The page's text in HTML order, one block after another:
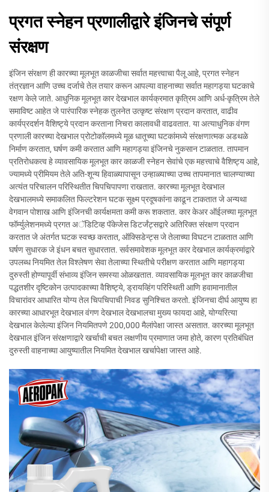
प्रगत स्नेहन प्रणालीद्वारे इंजिनचे संपूर्ण
संरक्षण
इंजिन संरक्षण ही कारच्या मूलभूत काळजीचा सर्वात महत्त्वाचा पैलू आहे, प्रगत स्नेहन
तंत्रज्ञान आणि उच्च दर्जाचे तेल तयार करून आपल्या वाहनाच्या सर्वात महागड्या घटकाचे
रक्षण केले जाते. आधुनिक मूलभूत कार देखभाल कार्यक्रमात कृत्रिम आणि अर्ध-कृत्रिम तेले
समाविष्ट आहेत जे पारंपारिक स्नेहक तुलनेत उत्कृष्ट संरक्षण प्रदान करतात, वाढीव
कार्यप्रदर्शन वैशिष्ट्ये प्रदान करताना निचरा कालावधी वाढवतात. या अत्याधुनिक वंगण
प्रणाली कारच्या देखभाल प्रोटोकॉलमध्ये मूळ धातूच्या घटकांमध्ये संरक्षणात्मक अडथळे
निर्माण करतात, घर्षण कमी करतात आणि महागड्या इंजिनचे नुकसान टाळतात. तापमान
प्रतिरोधकत्व हे व्यावसायिक मूलभूत कार काळजी स्नेहन सेवांचे एक महत्त्वाचे वैशिष्ट्य आहे,
ज्यामध्ये प्रीमियम तेले अति-शून्य हिवाळ्यापासून उन्हाळ्याच्या उच्च तापमानात चालण्याच्या
अत्यंत परिचालन परिस्थितीत चिपचिपापणा राखतात. कारच्या मूलभूत देखभाल
देखभालमध्ये समाकलित फिल्टरेशन घटक सूक्ष्म प्रदूषकांना काढून टाकतात जे अन्यथा
वेगवान पोशाख आणि इंजिनची कार्यक्षमता कमी करू शकतात. कार केअर ऑईलच्या मूलभूत
फॉर्म्युलेशनमध्ये प्रगत अॅडिटिव्ह पॅकेजेस डिटर्जंट्सद्वारे अतिरिक्त संरक्षण प्रदान
करतात जे अंतर्गत घटक स्वच्छ करतात, ऑक्सिडेन्ट्स जे तेलाच्या विघटन टाळतात आणि
घर्षण सुधारक जे इंधन बचत सुधारतात. सर्वसमावेशक मूलभूत कार देखभाल कार्यक्रमांद्वारे
उपलब्ध नियमित तेल विश्लेषण सेवा तेलाच्या स्थितीचे परीक्षण करतात आणि महागड्या
दुरुस्ती होण्यापूर्वी संभाव्य इंजिन समस्या ओळखतात. व्यावसायिक मूलभूत कार काळजीचा
पद्धतशीर दृष्टिकोन उत्पादकाच्या वैशिष्ट्ये, ड्रायव्हिंग परिस्थिती आणि हवामानातील
विचारांवर आधारित योग्य तेल चिपचिपाची निवड सुनिश्चित करतो. इंजिनचा दीर्घ आयुष्य हा
कारच्या आधारभूत देखभाल वंगण देखभाल देखभालचा मुख्य फायदा आहे, योग्यरित्या
देखभाल केलेल्या इंजिन नियमितपणे 200,000 मैलांपेक्षा जास्त असतात. कारच्या मूलभूत
देखभाल इंजिन संरक्षणाद्वारे खर्चाची बचत लक्षणीय प्रमाणात जमा होते, कारण प्रतिबंधित
दुरुस्ती वाहनाच्या आयुष्यातील नियमित देखभाल खर्चापेक्षा जास्त आहे.